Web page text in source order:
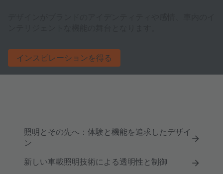
インスピレーションを得る
照明とその先へ：体験と機能を追求したデザイ
ン
新しい車載照明技術による透明性と制御